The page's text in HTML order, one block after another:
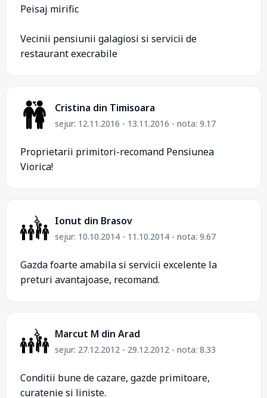
Peisaj mirific
Vecinii pensiunii galagiosi si servicii de
restaurant execrabile
Cristina din Timisoara
sejur: 12.11.2016 - 13.11.2016 - nota: 9.17
Proprietarii primitori-recomand Pensiunea
Viorica!
Ionut din Brasov
sejur: 10.10.2014 - 11.10.2014 - nota: 9.67
Gazda foarte amabila si servicii excelente la
preturi avantajoase, recomand.
Marcut M din Arad
sejur: 27.12.2012 - 29.12.2012 - nota: 8.33
Conditii bune de cazare, gazde primitoare,
curatenie si liniste.